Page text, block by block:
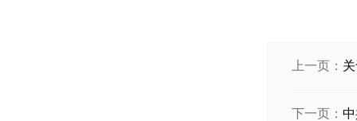
上一页：
下一页：